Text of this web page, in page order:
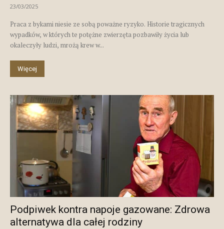
23/03/2025
Praca z bykami niesie ze sobą poważne ryzyko. Historie tragicznych
wypadków, w których te potężne zwierzęta pozbawiły życia lub
okaleczyły ludzi, mrożą krew w...
Więcej
Podpiwek kontra napoje gazowane: Zdrowa
alternatywa dla całej rodziny